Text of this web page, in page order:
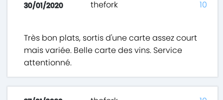
30/01/2020 thefork
Très bon plats, sortis d'une carte assez court
mais variée. Belle carte des vins. Service
attentionné.
10